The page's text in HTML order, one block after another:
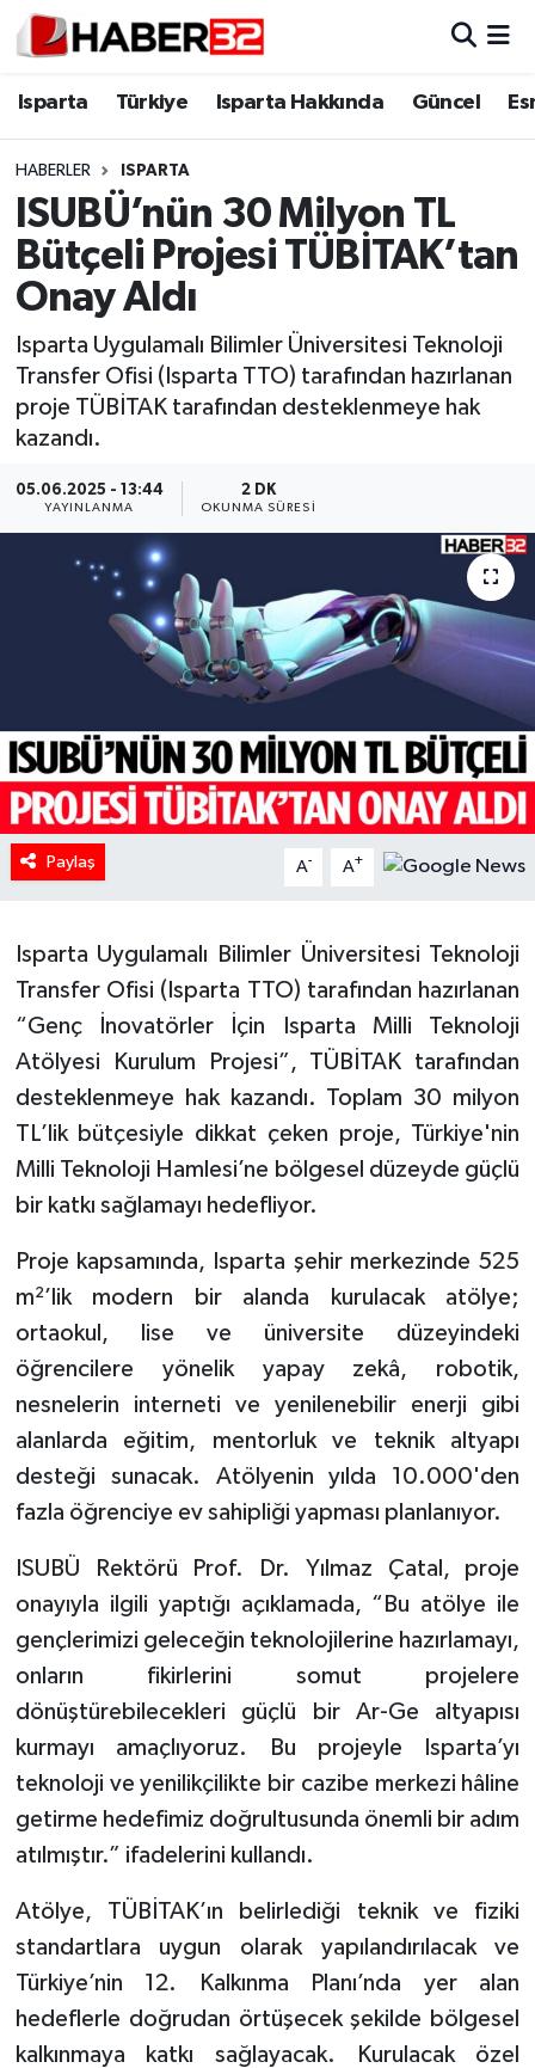
Isparta Türkiye Isparta Hakkında Güncel
HABERLER ISPARTA
ISUBÜ’nün 30 Milyon TL
Bütçeli Projesi TÜBİTAK’tan
Onay Aldı
Isparta Uygulamalı Bilimler Üniversitesi Teknoloji
Transfer Ofisi (Isparta TTO) tarafından hazırlanan
proje TÜBİTAK tarafından desteklenmeye hak
kazandı.
05.06.2025 - 13:44
YAYINLANMA
2 DK
OKUNMA SÜRESI
Paylaş A- A+
Isparta Uygulamalı Bilimler Üniversitesi Teknoloji
Transfer Ofisi (Isparta TTO) tarafından hazırlanan
“Genç İnovatörler İçin Isparta Milli Teknoloji
Atölyesi Kurulum Projesi”, TÜBİTAK tarafından
desteklenmeye hak kazandı. Toplam 30 milyon
TL’lik bütçesiyle dikkat çeken proje, Türkiye'nin
Milli Teknoloji Hamlesi’ne bölgesel düzeyde güçlü
bir katkı sağlamayı hedefliyor.
Proje kapsamında, Isparta şehir merkezinde 525
m²’lik modern bir alanda kurulacak atölye;
ortaokul, lise ve üniversite düzeyindeki
öğrencilere yönelik yapay zekâ, robotik,
nesnelerin interneti ve yenilenebilir enerji gibi
alanlarda eğitim, mentorluk ve teknik altyapı
desteği sunacak. Atölyenin yılda 10.000'den
fazla öğrenciye ev sahipliği yapması planlanıyor.
ISUBÜ Rektörü Prof. Dr. Yılmaz Çatal, proje
onayıyla ilgili yaptığı açıklamada, “Bu atölye ile
gençlerimizi geleceğin teknolojilerine hazırlamayı,
onların fikirlerini somut projelere
dönüştürebilecekleri güçlü bir Ar-Ge altyapısı
kurmayı amaçlıyoruz. Bu projeyle Isparta’yı
teknoloji ve yenilikçilikte bir cazibe merkezi hâline
getirme hedefimiz doğrultusunda önemli bir adım
atılmıştır.” ifadelerini kullandı.
Atölye, TÜBİTAK’ın belirlediği teknik ve fiziki
standartlara uygun olarak yapılandırılacak ve
Türkiye’nin 12. Kalkınma Planı’nda yer alan
hedeflerle doğrudan örtüşecek şekilde bölgesel
kalkınmaya katkı sağlayacak. Kurulacak özel
Isparta
Esnaf Diyor ki;
ASAYİŞ
BİLİM VE TEKNOLOJİ
EĞİTİM
Güncel
HABERDE İNSAN
İlginç
KÜLTÜR SANAT
MAGAZİN
Oyun
POLİTİKA
RESMİ İLANLAR
SAĞLIK
Spor
Tarihi Yapılarımız
Teknoloji
Türkiye
Yerel
İletişim
Künye
Isparta Nöbetçi Eczaneler
Isparta Trafik Yoğunluk Haritası
Süper Lig Puan Durumu ve Fikstür
Tüm Manşetler
Son Dakika Haberleri